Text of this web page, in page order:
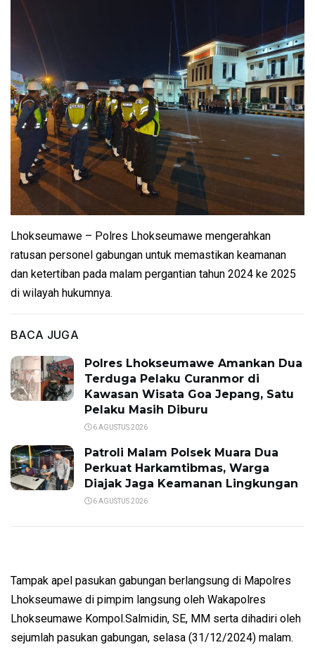
Lhokseumawe – Polres Lhokseumawe mengerahkan
ratusan personel gabungan untuk memastikan keamanan
dan ketertiban pada malam pergantian tahun 2024 ke 2025
di wilayah hukumnya.
BACA JUGA
Polres Lhokseumawe Amankan Dua
Terduga Pelaku Curanmor di
Kawasan Wisata Goa Jepang, Satu
Pelaku Masih Diburu
6 AGUSTUS 2026
Patroli Malam Polsek Muara Dua
Perkuat Harkamtibmas, Warga
Diajak Jaga Keamanan Lingkungan
6 AGUSTUS 2026
Tampak apel pasukan gabungan berlangsung di Mapolres
Lhokseumawe di pimpim langsung oleh Wakapolres
Lhokseumawe Kompol.Salmidin, SE, MM serta dihadiri oleh
sejumlah pasukan gabungan, selasa (31/12/2024) malam.